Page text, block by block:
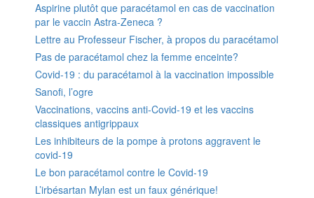
Aspirine plutôt que paracétamol en cas de vaccination
par le vaccin Astra-Zeneca ?
Lettre au Professeur Fischer, à propos du paracétamol
Pas de paracétamol chez la femme enceinte?
Covid-19 : du paracétamol à la vaccination impossible
Sanofi, l’ogre
Vaccinations, vaccins anti-Covid-19 et les vaccins
classiques antigrippaux
Les inhibiteurs de la pompe à protons aggravent le
covid-19
Le bon paracétamol contre le Covid-19
L’irbésartan Mylan est un faux générique!